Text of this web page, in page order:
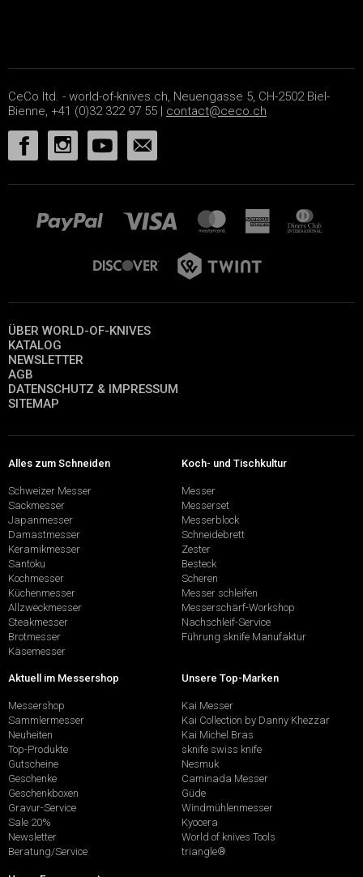
CeCo ltd. - world-of-knives.ch, Neuengasse 5, CH-2502 Biel-
Bienne, +41 (0)32 322 97 55 | contact@ceco.ch
ÜBER WORLD-OF-KNIVES
KATALOG
NEWSLETTER
AGB
DATENSCHUTZ & IMPRESSUM
SITEMAP
Alles zum Schneiden
Schweizer Messer
Sackmesser
Japanmesser
Damastmesser
Keramikmesser
Santoku
Kochmesser
Küchenmesser
Allzweckmesser
Steakmesser
Brotmesser
Käsemesser
Koch- und Tischkultur
Messer
Messerset
Messerblock
Schneidebrett
Zester
Besteck
Scheren
Messer schleifen
Messerschärf-Workshop
Nachschleif-Service
Führung sknife Manufaktur
Aktuell im Messershop
Messershop
Sammlermesser
Neuheiten
Top-Produkte
Gutscheine
Geschenke
Geschenkboxen
Gravur-Service
Sale 20%
Newsletter
Beratung/Service
Unsere Top-Marken
Kai Messer
Kai Collection by Danny Khezzar
Kai Michel Bras
sknife swiss knife
Nesmuk
Caminada Messer
Güde
Windmühlenmesser
Kyocera
World of knives Tools
triangle®